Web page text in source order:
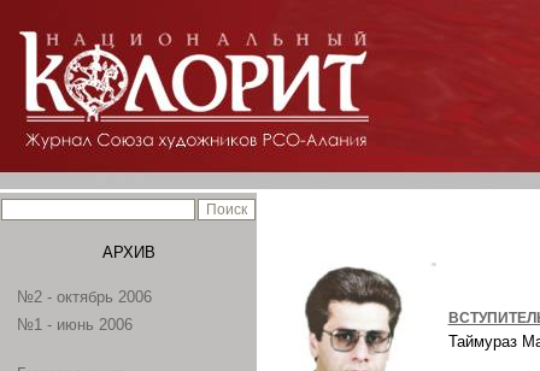
АРХИВ
№2 - октябрь 2006
№1 - июнь 2006
Таймураз